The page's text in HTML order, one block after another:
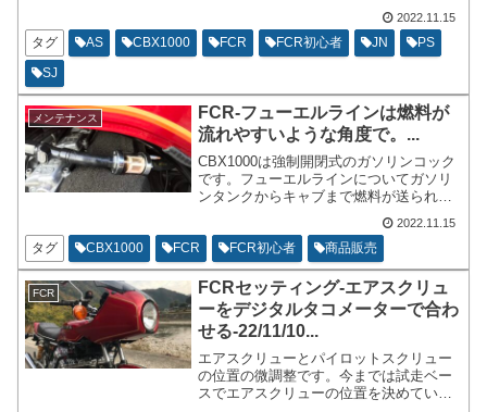
ェット48に対してジェットニードルの選
定をしておりました。試走した結果です
が、当分このセッティングで触りたくな
2022.11.15
タグ AS CBX1000 FCR FCR初心者 JN
PS
SJ
メンテナンス
FCR-フューエルラインは燃料が
流れやすいような角度で。...
CBX1000は強制開閉式のガソリンコック
です。フューエルラインについてガソリ
ンタンクからキャブまで燃料が送られる
あるように思えます。フューエルライン
の角度だけでなくてもフィルターの性質
で燃料が流れにくくなったりもします。
2022.11.15
タグ CBX1000 FCR FCR初心者 商品販売
FCR
FCRセッティング-エアスクリュ
ーをデジタルタコメーターで合わ
せる-22/11/10...
エアスクリューとパイロットスクリュー
の位置の微調整です。今までは試走ベー
スでエアスクリューの位置を決めていま